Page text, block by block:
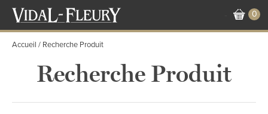
Aller
contenu
0
Accueil Recherche Produit
Recherche Produit